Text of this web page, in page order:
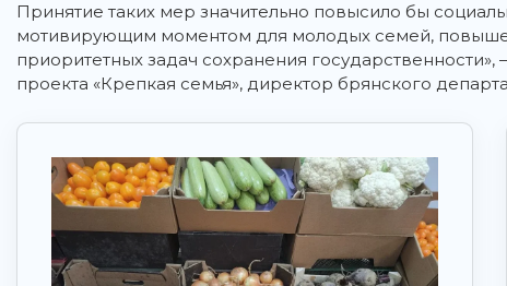
Принятие таких мер значительно повысило бы
мотивирующим моментом для молодых семей,
приоритетных задач сохранения
проекта «Крепкая семья», директор брянского